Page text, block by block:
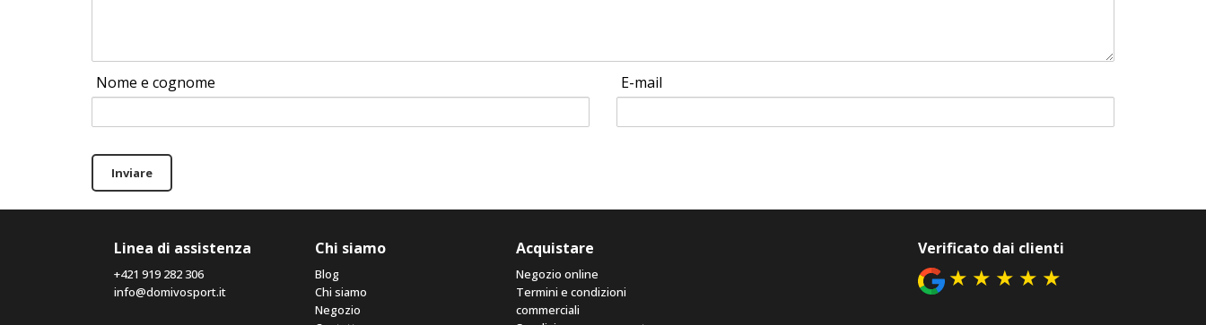
Nome e cognome E-mail
Inviare
Linea di assistenza
+421 919 282 306
info@domivosport.it
Chi siamo
Blog
Chi siamo
Negozio
Acquistare
Negozio online
Termini e condizioni
commerciali
Verificato dai clienti
★ ★ ★ ★ ★